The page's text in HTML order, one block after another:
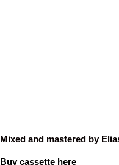
Mixed and mastered by
Buy cassette here